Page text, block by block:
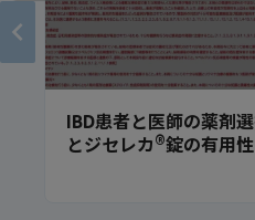
IBD患者と医師の薬剤
とジセレカ ®錠の有用性